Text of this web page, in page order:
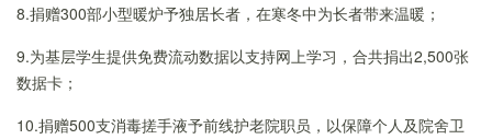
8.捐赠300部小型暖炉予独居长者，在寒冬中为长者带来温暖；
9.为基层学生提供免费流动数据以支持网上学习，合共捐出2,500张
数据卡；
10.捐赠500支消毒搓手液予前线护老院职员，以保障个人及院舍卫